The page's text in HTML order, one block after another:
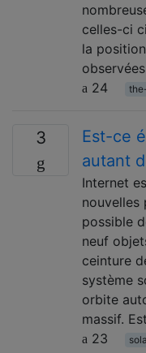
celles-ci
la
24
3
Est-ce
autant
Internet
nouvelles
possible
neuf
ceinture
système
orbite
massif.
23